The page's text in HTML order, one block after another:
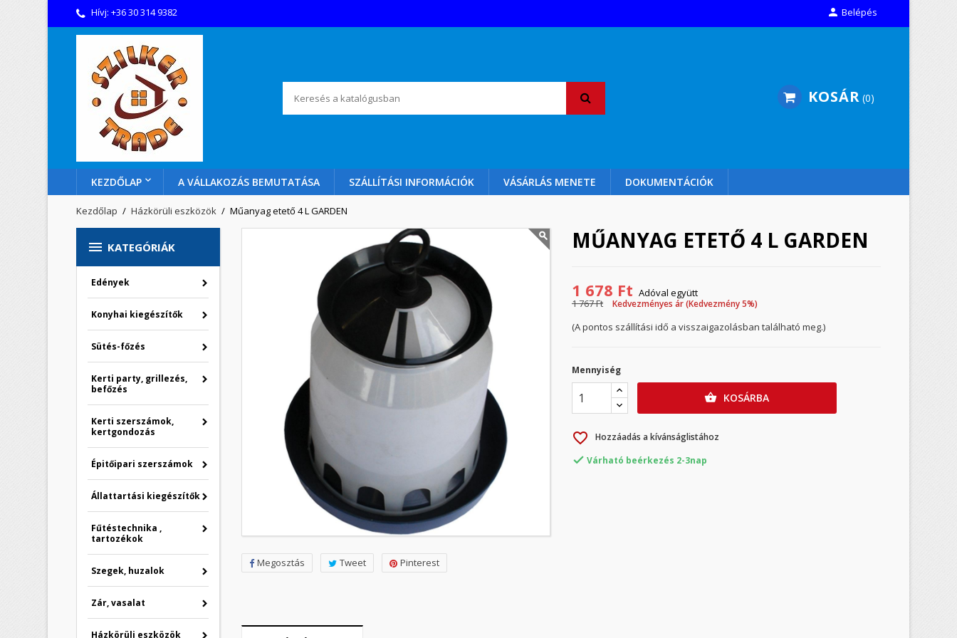
Hívj:+36 30 314 9382  Belépés
KOSÁR 0
KEZDŐLAP A VÁLLAKOZÁS BEMUTATÁSA SZÁLLÍTÁSI INFORMÁCIÓK VÁSÁRLÁS MENETE DOKUMENTÁCIÓK
Kezdőlap Házkörüli eszközök Műanyag etető 4 L GARDEN
 KATEGÓRIÁK
Edények
Konyhai kiegészítők
Sütés-főzés
Kerti party, grillezés,
befőzés
Kerti szerszámok,
kertgondozás
Épitőipari szerszámok
Állattartási kiegészítők
Fűtéstechnika ,
tartozékok
Szegek, huzalok
Zár, vasalat
Házkörüli eszközök
Megosztás Tweet Pinterest
MŰANYAG ETETŐ 4 L GARDEN
1 678 Ft Adóval együtt
1 767 Ft
Kedvezményes ár (Kedvezmény 5%)
(A pontos szállítási idő a visszaigazolásban található meg.)
Mennyiség
 KOSÁRBA
favorite_border Hozzáadás a kívánságlistához
 Várható beérkezés 2-3nap